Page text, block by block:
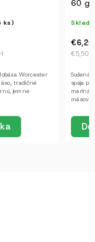
Skladem
€5,50 bez DPH
Sušená jerky klobása Teriyaki
spája poctivé mäso, sladko-slanú
marinádu a praktickú formu
mäsovej desiaty na cesty.